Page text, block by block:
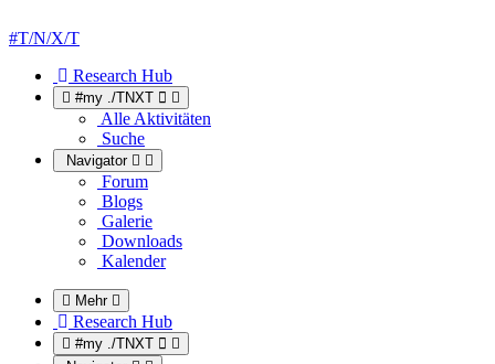
#T/N/X/T
Research Hub
#my ./TNXT
Alle Aktivitäten
Suche
Navigator
Forum
Blogs
Galerie
Downloads
Kalender
Mehr
Research Hub
#my ./TNXT